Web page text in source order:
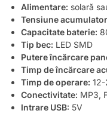
Alimentare: solară
Tensiune
Capacitate baterie:
Tip bec: LED SMD
Putere încărcare
Timp de încărcare
Timp de operare:
Conectivitate: MP3,
Intrare USB: 5V